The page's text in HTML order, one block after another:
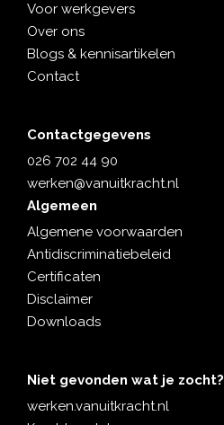
Voor werkgevers
Over ons
Blogs & kennisartikelen
Contact
Contactgegevens
026 702 44 90
werken@vanuitkracht.nl
Algemeen
Algemene voorwaarden
Antidiscriminatiebeleid
Certificaten
Disclaimer
Downloads
Niet gevonden wat je zocht?
werken.vanuitkracht.nl